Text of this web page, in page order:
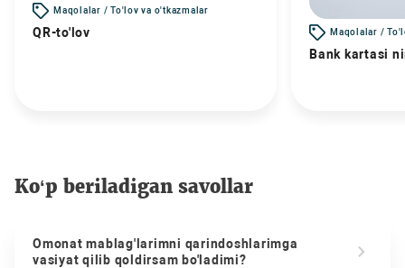
Maqolalar / To'lov va o'tkazmalar
QR-to'lov Maqolalar /
Bank kartasi
Ko‘p beriladigan savollar
Omonat mablag'larimni qarindoshlarimga
vasiyat qilib qoldirsam bo'ladimi?